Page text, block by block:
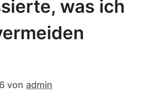
was ich
von admin